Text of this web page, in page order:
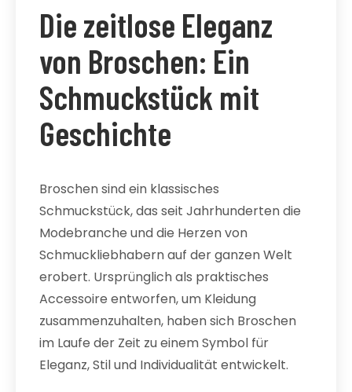
Die zeitlose Eleganz
von Broschen: Ein
Schmuckstück mit
Geschichte
Broschen sind ein klassisches
Schmuckstück, das seit Jahrhunderten die
Modebranche und die Herzen von
Schmuckliebhabern auf der ganzen Welt
erobert. Ursprünglich als praktisches
Accessoire entworfen, um Kleidung
zusammenzuhalten, haben sich Broschen
im Laufe der Zeit zu einem Symbol für
Eleganz, Stil und Individualität entwickelt.